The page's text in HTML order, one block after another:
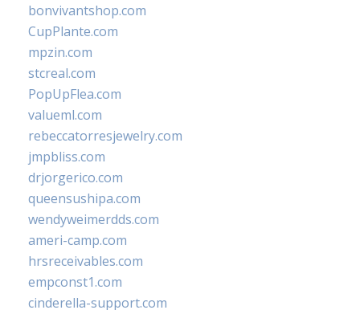
bonvivantshop.com
CupPlante.com
mpzin.com
stcreal.com
PopUpFlea.com
valueml.com
rebeccatorresjewelry.com
jmpbliss.com
drjorgerico.com
queensushipa.com
wendyweimerdds.com
ameri-camp.com
hrsreceivables.com
empconst1.com
cinderella-support.com